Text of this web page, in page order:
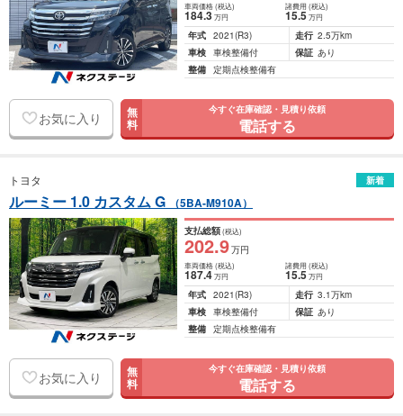
車両価格(税込)
184.3万円
諸費用 (税込)
15.5 万円
年式 2021(R3) 走行 2.5万km
車検 車検整備付 保証 あり
整備 定期点検整備有
お気に入り 無
料
今すぐ在庫確認・見積り依頼
電話する
トヨタ 新着
ルーミー 1.0 カスタム G （5BA-M910A）
支払総額(税込)
202.9万円
車両価格(税込)
187.4万円
諸費用 (税込)
15.5 万円
年式 2021(R3) 走行 3.1万km
車検 車検整備付 保証 あり
整備 定期点検整備有
お気に入り 無
料
今すぐ在庫確認・見積り依頼
電話する